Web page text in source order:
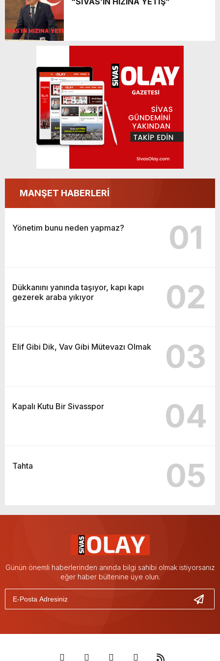
Yönetim bunu neden yapmaz?
MANŞET HABERLERİ
Yönetim bunu neden yapmaz? 01
Dükkanını yanında taşıyor, kapı kapı
gezerek araba yıkıyor
02
Elif Gibi Dik, Vav Gibi Mütevazı Olmak 03
Kapalı Kutu Bir Sivasspor 04
Tahta 05
Günün önemli haberlerinden anında bilgi sahibi olmak istiyorsanız
eğer haber bültenine üye olun.